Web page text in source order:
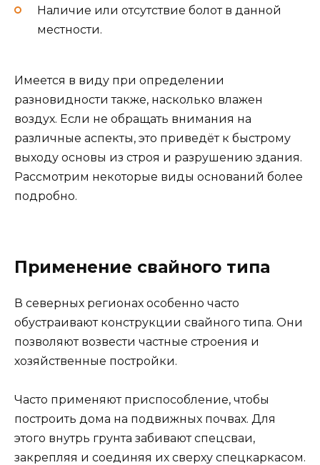
Наличие или отсутствие болот в данной
местности.
Имеется в виду при определении
разновидности также, насколько влажен
воздух. Если не обращать внимания на
различные аспекты, это приведёт к быстрому
выходу основы из строя и разрушению здания.
Рассмотрим некоторые виды оснований более
подробно.
Применение свайного типа
В северных регионах особенно часто
обустраивают конструкции свайного типа. Они
позволяют возвести частные строения и
хозяйственные постройки.
Часто применяют приспособление, чтобы
построить дома на подвижных почвах. Для
этого внутрь грунта забивают спецсваи,
закрепляя и соединяя их сверху спецкаркасом.